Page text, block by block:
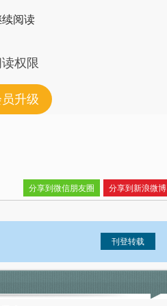
续阅读
权限
升级
分享到新浪微博
分享到微信朋友圈
。